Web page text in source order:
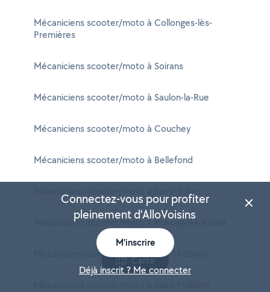
Mécaniciens scooter/moto à Collonges-lès-
Premières
Mécaniciens scooter/moto à Soirans
Mécaniciens scooter/moto à Saulon-la-Rue
Mécaniciens scooter/moto à Couchey
Mécaniciens scooter/moto à Bellefond
Mécaniciens scooter/moto à Saint-Julien
Mécaniciens scooter/moto à Poncey-lès-Athée
Mécaniciens scooter/moto à Tart-l'Abbaye
Carte
Connectez-vous pour profiter
pleinement d'AlloVoisins
M'inscrire
Déjà inscrit ? Me connecter